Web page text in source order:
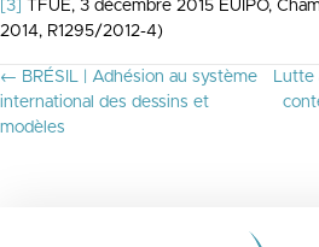
[3] TFUE, 3 décembre 2015 EUIPO,
2014, R1295/2012-4)
P
O
S
← BRÉSIL | Adhésion au système
international des dessins et
modèles